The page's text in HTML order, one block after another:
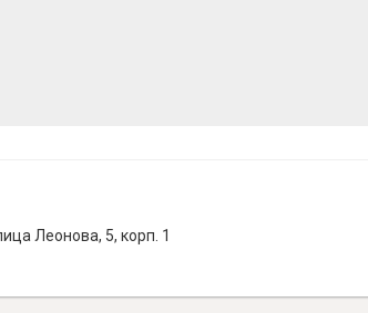
Леонова, 5, корп. 1